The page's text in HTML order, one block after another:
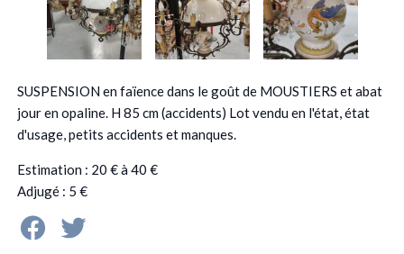
SUSPENSION en faïence dans le goût de MOUSTIERS et abat
jour en opaline. H 85 cm (accidents) Lot vendu en l'état, état
d'usage, petits accidents et manques.
Estimation : 20 € à 40 €
Adjugé : 5 €